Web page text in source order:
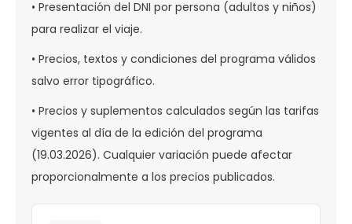
• Presentación del DNI por persona (adultos y niños)
para realizar el viaje.
• Precios, textos y condiciones del programa válidos
salvo error tipográfico.
• Precios y suplementos calculados según las tarifas
vigentes al día de la edición del programa
(19.03.2026). Cualquier variación puede afectar
proporcionalmente a los precios publicados.